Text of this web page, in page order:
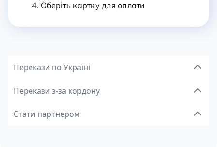
4. Оберіть картку для оплати
Перекази по Україні
Перекази з-за кордону
Стати партнером